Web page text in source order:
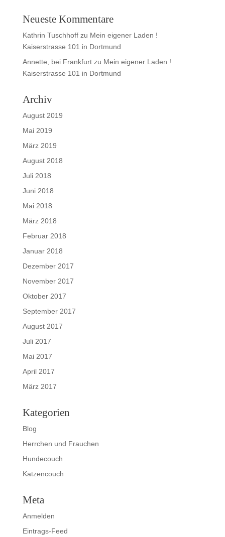
Neueste Kommentare
Kathrin Tuschhoffzu Mein eigener Laden !
Kaiserstrasse 101 in Dortmund
Annette, bei Frankfurtzu Mein eigener Laden !
Kaiserstrasse 101 in Dortmund
Archiv
August 2019
Mai 2019
März 2019
August 2018
Juli 2018
Juni 2018
Mai 2018
März 2018
Februar 2018
Januar 2018
Dezember 2017
November 2017
Oktober 2017
September 2017
August 2017
Juli 2017
Mai 2017
April 2017
März 2017
Kategorien
Blog
Herrchen und Frauchen
Hundecouch
Katzencouch
Meta
Anmelden
Eintrags-Feed